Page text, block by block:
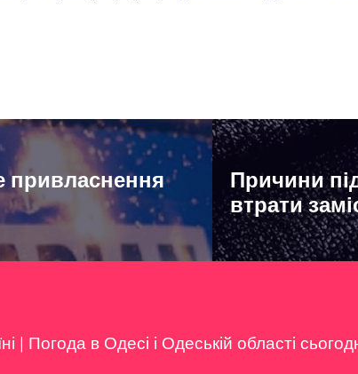
привласнення
Причини
втрати
| Погода в Одесі і Одеській області